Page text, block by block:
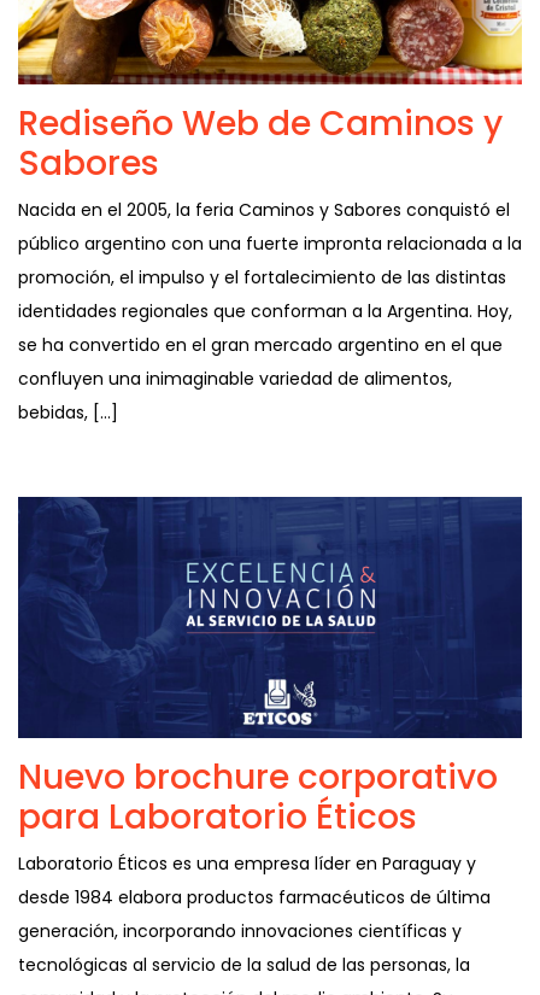
Rediseño Web de Caminos y
Sabores
Nacida en el 2005, la feria Caminos y Sabores conquistó el
público argentino con una fuerte impronta relacionada a la
promoción, el impulso y el fortalecimiento de las distintas
identidades regionales que conforman a la Argentina. Hoy,
se ha convertido en el gran mercado argentino en el que
confluyen una inimaginable variedad de alimentos,
bebidas, […]
Nuevo brochure corporativo
para Laboratorio Éticos
Laboratorio Éticos es una empresa líder en Paraguay y
desde 1984 elabora productos farmacéuticos de última
generación, incorporando innovaciones científicas y
tecnológicas al servicio de la salud de las personas, la